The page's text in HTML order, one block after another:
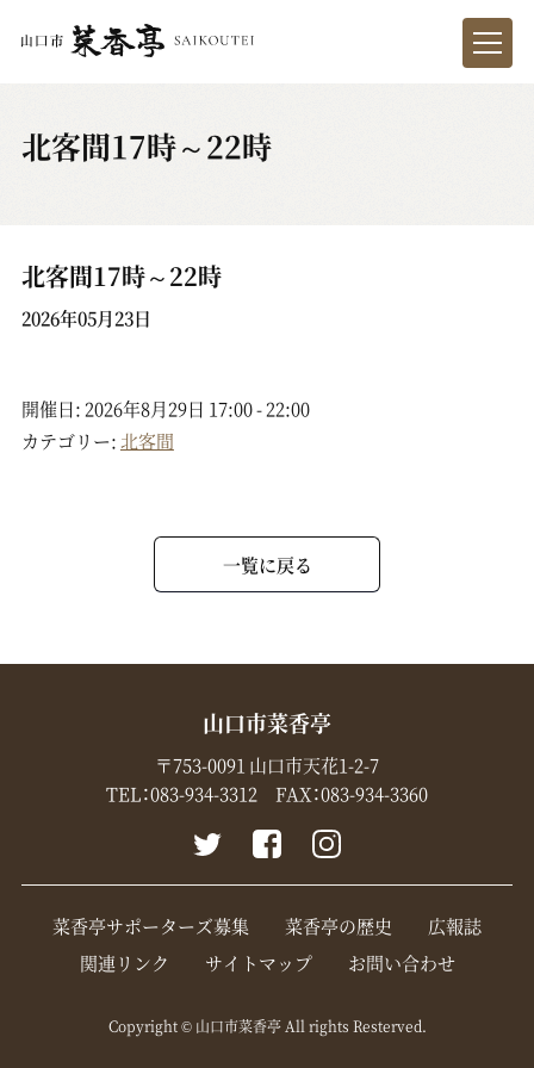
北客間17時～22時
北客間17時～22時
2026年05月23日
開催日: 2026年8月29日 17:00 - 22:00
カテゴリー:北客間
一覧に戻る
山口市菜香亭
〒753-0091 山口市天花1-2-7
TEL：083-934-3312 FAX：083-934-3360
菜香亭サポーターズ募集 菜香亭の歴史
広報誌
関連リンク
サイトマップ お問い合わせ
Copyright © 山口市菜香亭 All rights Resterved.